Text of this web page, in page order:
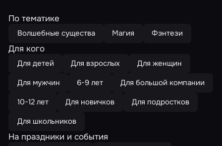
По тематике
Волшебные существа Магия Фэнтези
Для кого
Для детей Для взрослых
Для женщин
Для мужчин
6-9 лет
Для большой компании
10-12 лет
Для новичков
Для подростков
Для школьников
На праздники и события